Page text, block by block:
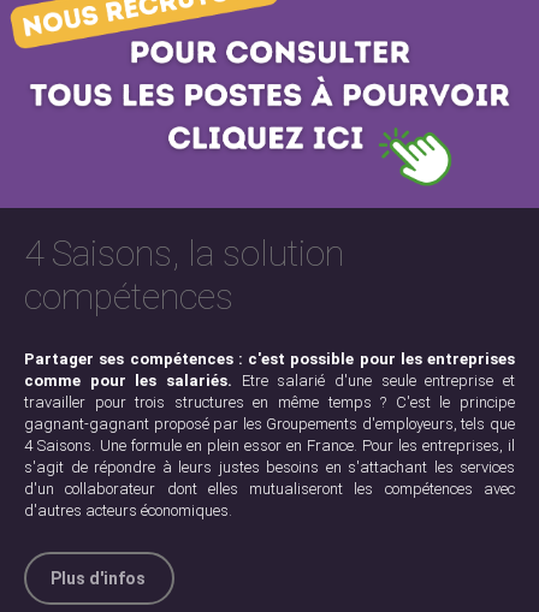
4 Saisons, la solution
compétences
Partager ses compétences : c'est possible pour les entreprises
comme pour les salariés. Etre salarié d'une seule entreprise et
travailler pour trois structures en même temps ? C'est le principe
gagnant-gagnant proposé par les Groupements d'employeurs, tels que
4 Saisons. Une formule en plein essor en France. Pour les entreprises, il
s'agit de répondre à leurs justes besoins en s'attachant les services
d'un collaborateur dont elles mutualiseront les compétences avec
d'autres acteurs économiques.
Plus d'infos